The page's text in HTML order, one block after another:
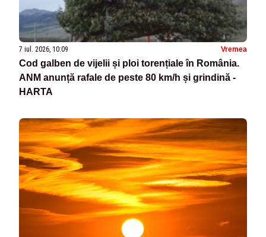
7 iul. 2026, 10:09 Vremea
Cod galben de vijelii și ploi torențiale în România.
ANM anunță rafale de peste 80 km/h și grindină -
HARTA